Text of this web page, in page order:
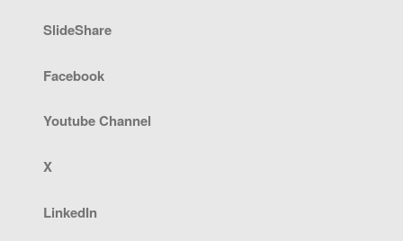
SlideShare
Facebook
Youtube Channel
X
LinkedIn